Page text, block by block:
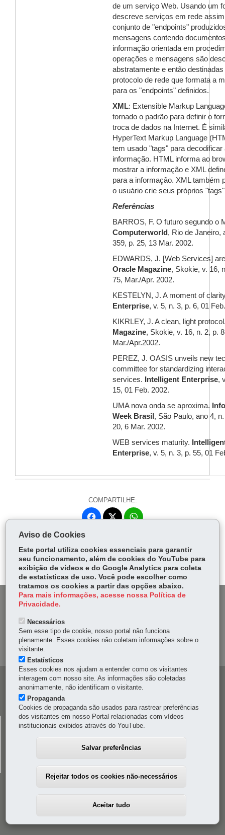
de um serviço Web. Usando um
descreve serviços em rede
conjunto de "endpoints"
mensagens contendo
informação orientada em
operações e mensagens são
abstratamente e então
protocolo de rede que formata a
para os "endpoints" definidos.
XML: Extensible Markup
tornado o padrão para definir o
troca de dados na Internet. É
HyperText Markup Language
tem usado "tags" para decodificar
informação. HTML informa ao
mostrar a informação e XML
para a informação. XML também
o usuário crie seus próprios
Referências
BARROS, F. O futuro segundo o
Computerworld , Rio de Janeiro,
359, p. 25, 13 Mar. 2002.
EDWARDS, J. [Web Services]
Oracle Magazine, Skokie, v. 16,
75, Mar./Apr. 2002.
KESTELYN, J. A moment of
Enterprise, v. 5, n. 3, p. 6, 01
KIKRLEY, J. A clean, light
Magazine, Skokie, v. 16, n. 2, p.
Mar./Apr.2002.
PEREZ, J. OASIS unveils new
committee for standardizing
services.
Intelligent Enterprise,
15, 01 Feb. 2002.
UMA nova onda se aproxima.
Week Brasil , São Paulo, ano 4,
20, 6 Mar. 2002.
WEB services maturity.
Enterprise, v. 5, n. 3, p. 55, 01
COMPARTILHE:
Fa
ok
itt
er
W
Ap
p
DENUNCIE CORRUPÇÃO
OUVIDORIA
Navegação
principal
CELEPAR
Rua Mateus Leme, 1561 - Bom Retiro-80520-174-Curitiba
MAPA
41 3200-5000
Aviso de Cookies
Este portal utiliza cookies essenciais para garantir
seu funcionamento, além de cookies do YouTube para
exibição de vídeos e do Google Analytics para coleta
de estatísticas de uso. Você pode escolher como
tratamos os cookies a partir das opções abaixo.
Para mais informações, acesse nossa Política de
Privacidade.
Necessários
Sem esse tipo de cookie, nosso portal não funciona
plenamente. Esses cookies não coletam informações sobre o
visitante.
Estatísticos
Esses cookies nos ajudam a entender como os visitantes
interagem com nosso site. As informações são coletadas
anonimamente, não identificam o visitante.
Propaganda
Cookies de propaganda são usados para rastrear preferências
dos visitantes em nosso Portal relacionadas com vídeos
institucionais exibidos através do YouTube.
Salvar preferências
Rejeitar todos os cookies não-necessários
Aceitar tudo